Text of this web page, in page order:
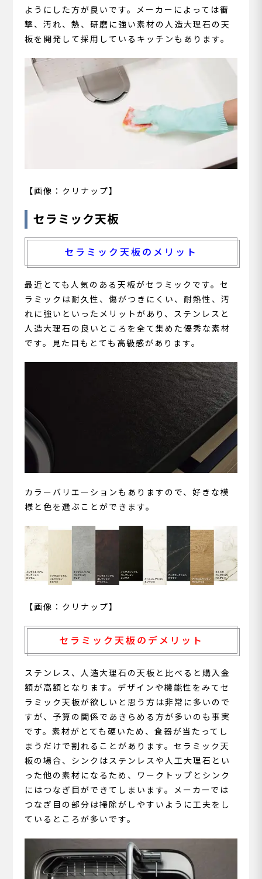
ようにした方が良いです。メーカーによっては衝
撃、汚れ、熱、研磨に強い素材の人造大理石の天
板を開発して採用しているキッチンもあります。
【画像：クリナップ】
セラミック天板
セラミック天板のメリット
最近とても人気のある天板がセラミックです。セ
ラミックは耐久性、傷がつきにくい、耐熱性、汚
れに強いといったメリットがあり、ステンレスと
人造大理石の良いところを全て集めた優秀な素材
です。見た目もとても高級感があります。
カラーバリエーションもありますので、好きな模
様と色を選ぶことができます。
【画像：クリナップ】
セラミック天板のデメリット
ステンレス、人造大理石の天板と比べると購入金
額が高額となります。デザインや機能性をみてセ
ラミック天板が欲しいと思う方は非常に多いので
すが、予算の関係であきらめる方が多いのも事実
です。素材がとても硬いため、食器が当たってし
まうだけで割れることがあります。セラミック天
板の場合、シンクはステンレスや人工大理石とい
った他の素材になるため、ワークトップとシンク
にはつなぎ目ができてしまいます。メーカーでは
つなぎ目の部分は掃除がしやすいように工夫をし
ているところが多いです。